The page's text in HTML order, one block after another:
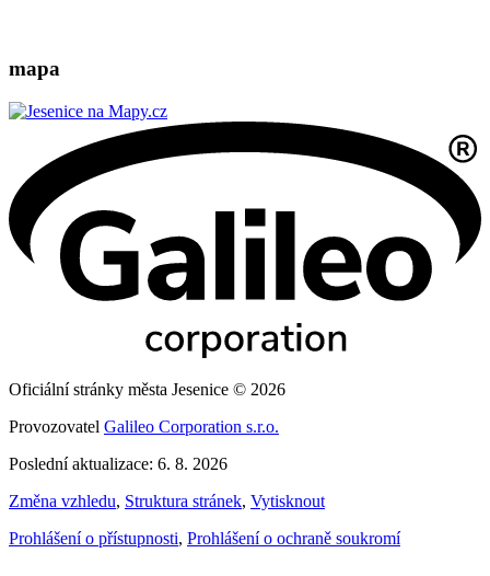
mapa
Oficiální stránky města Jesenice © 2026
Provozovatel Galileo Corporation s.r.o.
Poslední aktualizace: 6. 8. 2026
Změna vzhledu, Struktura stránek, Vytisknout
Prohlášení o přístupnosti, Prohlášení o ochraně soukromí